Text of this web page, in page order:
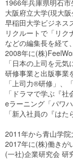
1966年兵庫県明石市
大阪府立大学(現大阪
早稲田大学ビジネス
リクルートで「リク
などの編集長を経て、
2008年に(株
「日本の上司を元気
研修事業と出版事業
「上司力®研修」、
「ドラマで学ぶ『社
eラーニング「パワ
「新入社員の『は
2011年から青山学院
2017年に(株)働きが
(一社)企業研究会 研